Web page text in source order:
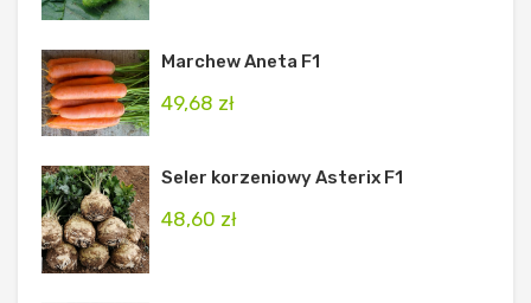
Marchew Aneta F1
49,68 zł
Seler korzeniowy Asterix F1
48,60 zł